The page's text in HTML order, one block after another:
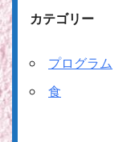
カテゴリー
プログラム
食